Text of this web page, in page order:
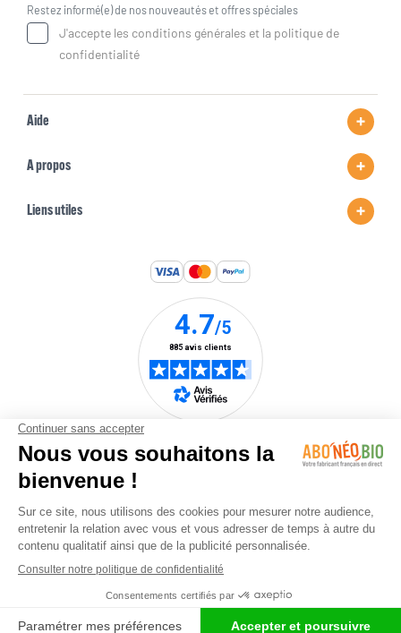
Restez informé(e) de nos nouveautés et offres spéciales
J'accepte les conditions générales et la politique de
confidentialité
Aide
A propos
Liens utiles
Une marque du
Stratégie
© 2025 Abonéobio - Tous droits réservés | CGV|Mentions légales
Protections des données